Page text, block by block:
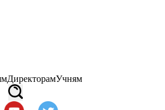
ДиректорамУчням